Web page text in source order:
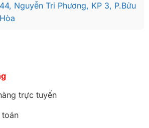
Nguyễn Tri Phương, KP 3, P.Bửu
trực tuyến
toán